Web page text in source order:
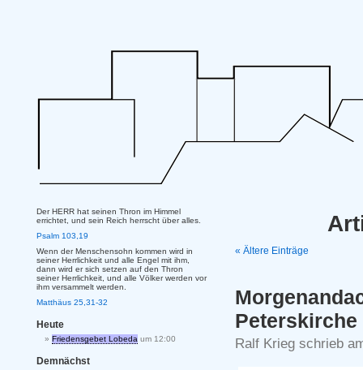
« Ältere Einträge
Peterskirche
Ralf Krieg schrieb
Der HERR hat seinen Thron im Himmel
errichtet, und sein Reich herrscht über alles.
Psalm 103,19
Wenn der Menschensohn kommen wird in
seiner Herrlichkeit und alle Engel mit ihm,
dann wird er sich setzen auf den Thron
seiner Herrlichkeit, und alle Völker werden vor
ihm versammelt werden.
Matthäus 25,31-32
Heute
Friedensgebet Lobeda um 12:00
Demnächst